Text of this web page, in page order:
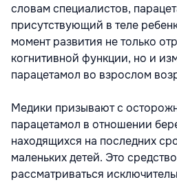
словам специалистов,
присутствующий в теле
момент развития не только
когнитивной функции, но и
парацетамол во взрослом
Медики призывают с
парацетамол в отношении
находящихся на последних
маленьких детей. Это
рассматриваться